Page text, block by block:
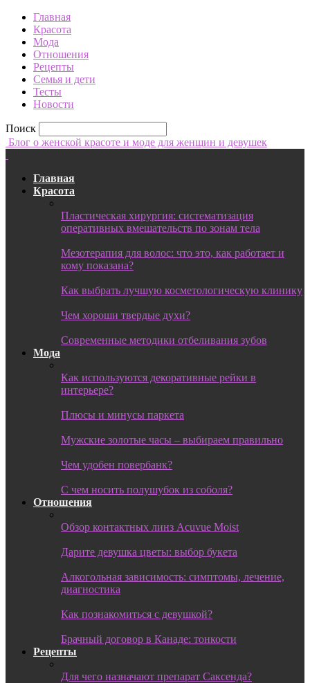
Главная
Красота
Мода
Отношения
Рецепты
Семья и дети
Тесты
Новости
Поиск
Блог о женской красоте и моде для женщин и девушек
Главная
Красота
Пластическая хирургия: систематизация
оперативных вмешательств по зонам тела
Мезотерапия для волос: что это, как работает и
кому показана?
Как выбрать лучшую косметологическую клинику
Чем хороши твердые духи?
Современные методики отбеливания зубов
Мода
Как используются декоративные рейки в
интерьере?
Плюсы и минусы паркета
Мужские золотые часы – выбираем правильно
Чем удобен повербанк?
С чем носить полушубок из соболя?
Отношения
Обзор контактных линз Acuvue Moist
Дарите девушка цветы: выбор букета
Алкогольная зависимость: симптомы, лечение,
диагностика
Как познакомиться с девушкой?
Брачный договор в Канаде: тонкости
Рецепты
Для чего назначают препарат Саксенда?